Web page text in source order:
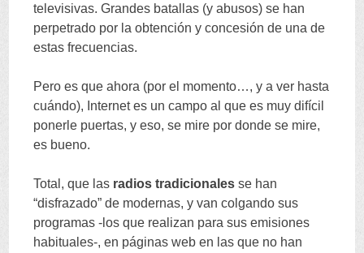
televisivas.Grandes batallas (y abusos)se han
perpetrado por la obtención y concesión de una de
estas frecuencias.
Pero es que ahora (por el momento…,y a ver hasta
cuándo), Internet es un campo al que es muy difícil
ponerle puertas,y eso,se mire por donde se mire,
es bueno.
Total ,que las radios tradicionales se han
“disfrazado”de modernas,y van colgando sus
programas -los que realizan para sus emisiones
habituales-,en páginas web en las que no han